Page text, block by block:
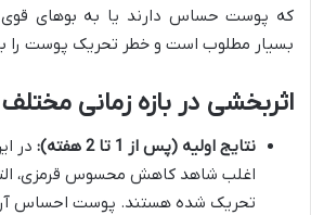
که پوست حساس دارند یا به بوهای قوی
بسیار مطلوب است و خطر تحریک پوست را
اثربخشی در بازه زمانی مختلف
نتایج اولیه (پس از 1 تا 2 هفته):
در
اغلب شاهد کاهش محسوس قرمزی،
تحریک شده هستند. پوست احساس